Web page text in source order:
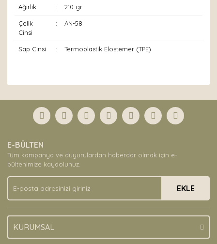
Ağırlık : 210 gr
Çelik
Cinsi
: AN-58
Sap Cinsi : Termoplastik Elostemer (TPE)
Yorum Yaz
formunu kullanarak tarafımıza iletebilirsiniz.
Görüş ve önerileriniz için teşekkür ederiz.
Ürün açıklamasında eksik bilgiler bulunuyor.
Ürün bilgilerinde hatalar bulunuyor.
Ürün fiyatı diğer sitelerden daha pahalı.
Bu ürüne benzer farklı alternatifler olmalı.
E-BÜLTEN
Tüm kampanya ve duyurulardan haberdar olmak için e-
bültenimize kaydolunuz.
EKLE
KURUMSAL